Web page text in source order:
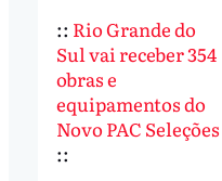
:: Rio Grande do
Sul vai receber 354
obras e
equipamentos do
Novo PAC Seleções
::